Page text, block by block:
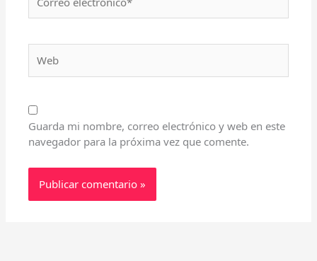
electrónico*
Guarda mi nombre, correo electrónico y web en este
navegador para la próxima vez que comente.